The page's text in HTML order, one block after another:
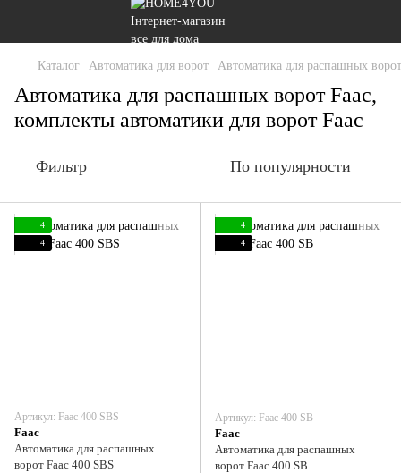
Каталог Автоматика для ворот Автоматика для распашных ворот
Автоматика для распашных ворот Faac,
комплекты автоматики для ворот Faac
Фильтр По популярности
4
4
Артикул: Faac 400 SBS
Faac
Автоматика для распашных
ворот Faac 400 SBS
4
4
Артикул: Faac 400 SB
Faac
Автоматика для распашных
ворот Faac 400 SB